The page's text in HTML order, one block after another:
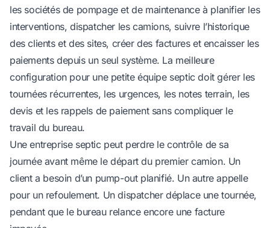
les sociétés de pompage et de maintenance à planifier les
interventions, dispatcher les camions, suivre l’historique
des clients et des sites, créer des factures et encaisser les
paiements depuis un seul système. La meilleure
configuration pour une petite équipe septic doit gérer les
tournées récurrentes, les urgences, les notes terrain, les
devis et les rappels de paiement sans compliquer le
travail du bureau.
Une entreprise septic peut perdre le contrôle de sa
journée avant même le départ du premier camion. Un
client a besoin d’un pump-out planifié. Un autre appelle
pour un refoulement. Un dispatcher déplace une tournée,
pendant que le bureau relance encore une facture